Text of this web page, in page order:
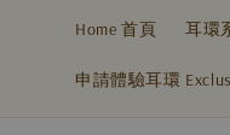
Home 首頁 耳環
申請體驗耳環